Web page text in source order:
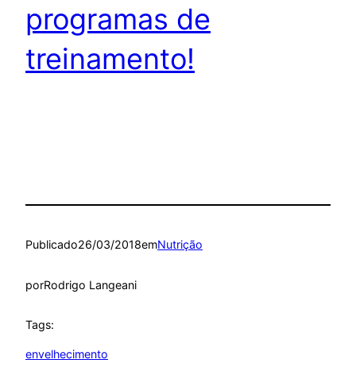
programas de
treinamento!
Publicado26/03/2018emNutrição
porRodrigo Langeani
Tags:
envelhecimento